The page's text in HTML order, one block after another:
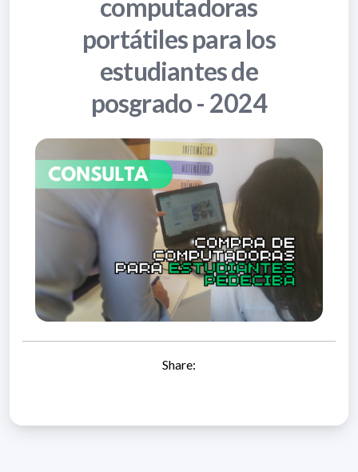
computadoras
portátiles para los
estudiantes de
posgrado - 2024
Share: